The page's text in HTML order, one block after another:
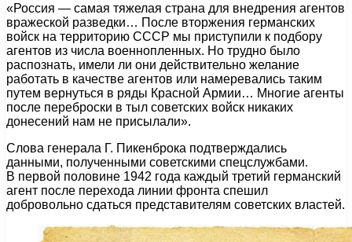
«Россия — самая тяжелая страна для внедрения агентов
вражеской разведки… После вторжения германских
войск на территорию СССР мы приступили к подбору
агентов из числа военнопленных. Но трудно было
распознать, имели ли они действительно желание
работать в качестве агентов или намеревались таким
путем вернуться в ряды Красной Армии… Многие агенты
после переброски в тыл советских войск никаких
донесений нам не присылали».
Слова генерала Г. Пикенброка подтверждались
данными, полученными советскими спецслужбами.
В первой половине 1942 года каждый третий германский
агент после перехода линии фронта спешил
добровольно сдаться представителям советских властей.